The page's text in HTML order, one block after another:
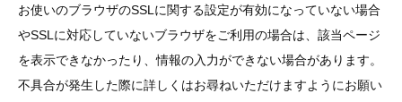
お使いのブラウザのSSLに関する設定が有効になっていない場合
やSSLに対応していないブラウザをご利用の場合は、該当ページ
を表示できなかったり、情報の入力ができない場合があります。
不具合が発生した際に詳しくはお尋ねいただけますようにお願い